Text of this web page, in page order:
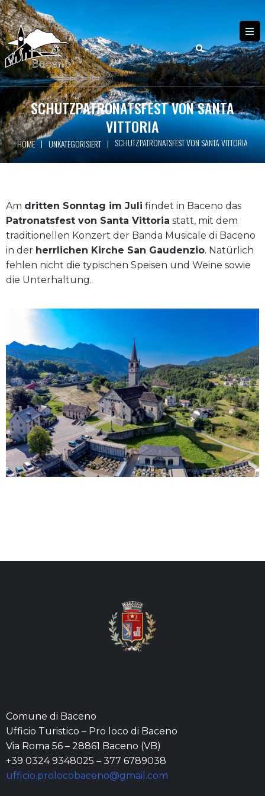
SCHUTZPATRONATSFEST VON SANTA
VITTORIA
HOME | UNKATEGORISIERT | SCHUTZPATRONATSFEST VON SANTA VITTORIA
Am dritten Sonntag im Juli findet in Baceno das
Patronatsfest von Santa Vittoria statt, mit dem
traditionellen Konzert der Banda Musicale di Baceno
in der herrlichen Kirche San Gaudenzio. Natürlich
fehlen nicht die typischen Speisen und Weine sowie
die Unterhaltung.
Comune di Baceno
Ufficio Turistico – Pro loco di Baceno
Via Roma 56 – 28861 Baceno (VB)
+39 0324 9348025 – 377 6789038
ufficio.prolocobaceno@gmail.com